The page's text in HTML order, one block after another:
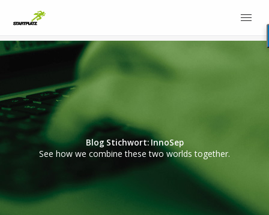
Blog Stichwort: InnoSep
See how we combine these two worlds together.